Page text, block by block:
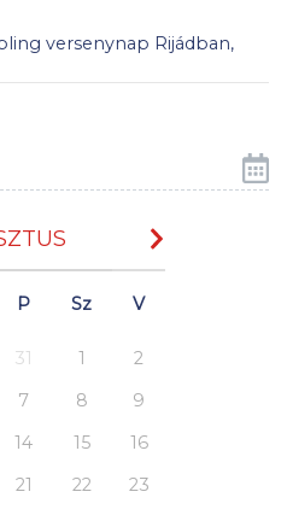
versenynap Rijádban,
P Sz V
31 1
2
7 8
9
14 15
16
21 22
23